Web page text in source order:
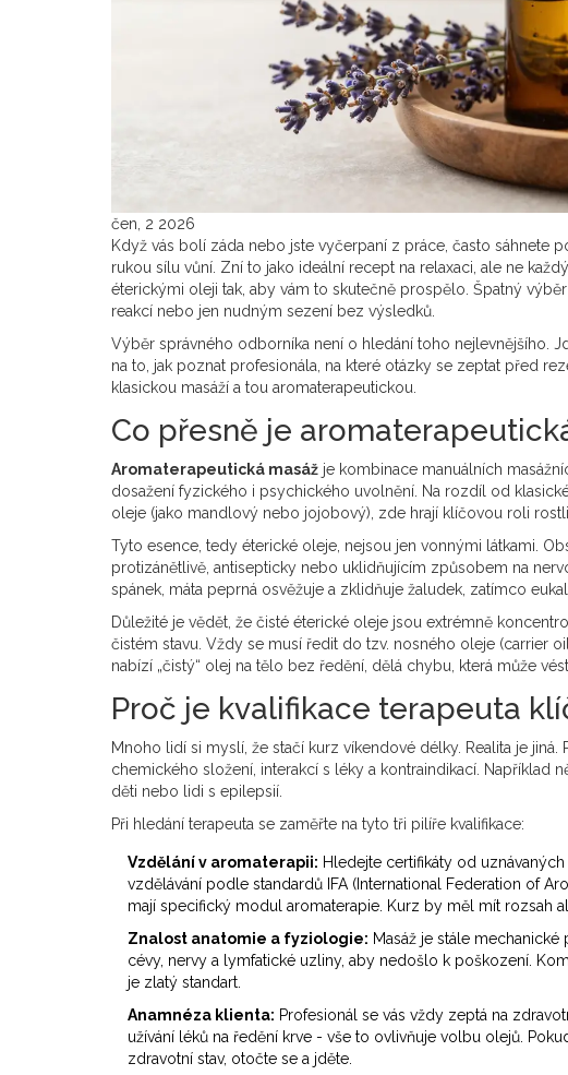
čen, 2 2026
Když vás bolí záda nebo jste vyčerpaní z práce, často sáhnete
rukou sílu vůní. Zní to jako ideální recept na relaxaci, ale ne
éterickými oleji tak, aby vám to skutečně prospělo. Špatný
reakcí nebo jen nudným sezení bez výsledků.
Výběr správného odborníka není o hledání toho nejlevnějšího.
na to, jak poznat profesionála, na které otázky se zeptat před
klasickou masáží a tou aromaterapeutickou.
Co přesně je
Aromaterapeutická masáž je kombinace manuálních
dosažení fyzického i psychického uvolnění . Na rozdíl od
oleje (jako mandlový nebo jojobový), zde hrají klíčovou roli
Tyto esence, tedy éterické oleje , nejsou jen vonnými látkami.
protizánětlivě, antisepticky nebo uklidňujícím způsobem na
spánek, máta peprná osvěžuje a zklidňuje žaludek, zatímco
Důležité je vědět, že čisté éterické oleje jsou extrémně
čistém stavu. Vždy se musí ředit do tzv. nosného oleje (carrier
nabízí „čistý“ olej na tělo bez ředění, dělá chybu, která může
Proč je kvalifikace terapeuta
Mnoho lidí si myslí, že stačí kurz víkendové délky. Realita je
chemického složení, interakcí s léky a kontraindikací. Například
děti nebo lidi s epilepsií.
Při hledání terapeuta se zaměřte na tyto tři pilíře kvalifikace:
Vzdělání v aromaterapii: Hledejte certifikáty od
vzdělávání podle standardů IFA (International Federation of
mají specifický modul aromaterapie. Kurz by měl mít rozsah
Znalost anatomie a fyziologie: Masáž je stále
cévy, nervy a lymfatické uzliny, aby nedošlo k poškození.
je zlatý standart.
Anamnéza klienta: Profesionál se vás vždy zeptá na
užívání léků na ředění krve - vše to ovlivňuje volbu olejů.
zdravotní stav, otočte se a jděte.